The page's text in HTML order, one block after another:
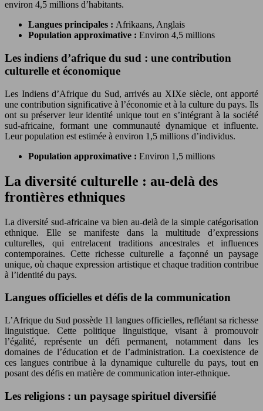
environ 4,5 millions d’habitants.
Langues principales : Afrikaans, Anglais
Population approximative : Environ 4,5 millions
Les indiens d’afrique du sud : une contribution
culturelle et économique
Les Indiens d’Afrique du Sud, arrivés au XIXe siècle, ont apporté
une contribution significative à l’économie et à la culture du pays. Ils
ont su préserver leur identité unique tout en s’intégrant à la société
sud-africaine, formant une communauté dynamique et influente.
Leur population est estimée à environ 1,5 millions d’individus.
Population approximative : Environ 1,5 millions
La diversité culturelle : au-delà des
frontières ethniques
La diversité sud-africaine va bien au-delà de la simple catégorisation
ethnique. Elle se manifeste dans la multitude d’expressions
culturelles, qui entrelacent traditions ancestrales et influences
contemporaines. Cette richesse culturelle a façonné un paysage
unique, où chaque expression artistique et chaque tradition contribue
à l’identité du pays.
Langues officielles et défis de la communication
L’Afrique du Sud possède 11 langues officielles, reflétant sa richesse
linguistique. Cette politique linguistique, visant à promouvoir
l’égalité, représente un défi permanent, notamment dans les
domaines de l’éducation et de l’administration. La coexistence de
ces langues contribue à la dynamique culturelle du pays, tout en
posant des défis en matière de communication inter-ethnique.
Les religions : un paysage spirituel diversifié